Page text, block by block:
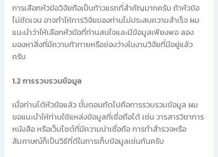
การเลือกหัวข้อวิจัยถือเป็นก้าวแรกที่สำคัญมากครับ ถ้าหัวข้อ
ไม่ชัดเจน อาจทำให้การวิจัยของท่านไม่ประสบความสำเร็จ ผม
แนะนำว่าให้เลือกหัวข้อที่ท่านสนใจและมีข้อมูลเพียงพอ ลอง
มองหาสิ่งที่มีความท้าทายหรือช่องว่างในงานวิจัยที่มีอยู่แล้ว
ครับ
1.2 การรวบรวมข้อมูล
เมื่อท่านได้หัวข้อแล้ว ขั้นตอนถัดไปคือการรวบรวมข้อมูล ผม
ขอแนะนำให้ท่านใช้แหล่งข้อมูลที่เชื่อถือได้ เช่น วารสารวิชาการ
หนังสือ หรือเว็บไซต์ที่มีความน่าเชื่อถือ การทำสำรวจหรือ
สัมภาษณ์ก็เป็นวิธีที่ดีในการเก็บข้อมูลเช่นกันครับ